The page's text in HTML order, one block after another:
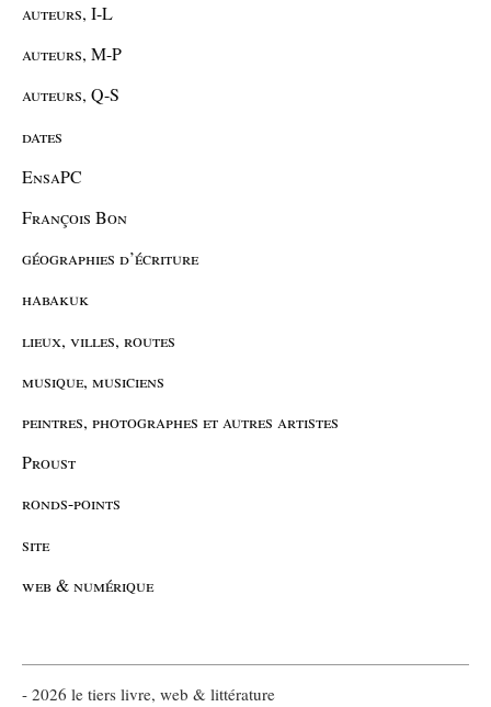
auteurs, I-L
auteurs, M-P
auteurs, Q-S
dates
EnsaPC
François Bon
géographies d’écriture
habakuk
lieux, villes, routes
musique, musiciens
peintres, photographes et autres artistes
Proust
ronds-points
site
web & numérique
- 2026 le tiers livre, web & littérature